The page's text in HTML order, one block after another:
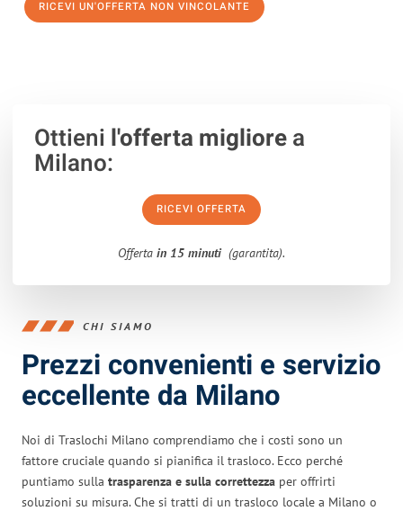
RICEVI UN'OFFERTA NON VINCOLANTE
Ottieni l'offerta migliorea
Milano:
RICEVI OFFERTA
Offerta in 15 minuti (garantita).
CHI SIAMO
Prezzi convenienti e servizio
eccellente da Milano
Noi di Traslochi Milano comprendiamo che i costi sono un
fattore cruciale quando si pianifica il trasloco. Ecco perché
puntiamo sulla trasparenza e sulla correttezza per offrirti
soluzioni su misura. Che si tratti di un trasloco locale a Milano o